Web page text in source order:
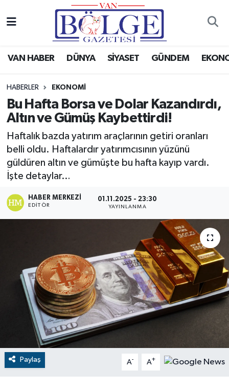
VAN HABER DÜNYA SİYASET GÜNDEM
HABERLER EKONOMİ
Bu Hafta Borsa ve Dolar Kazandırdı,
Altın ve Gümüş Kaybettirdi!
Haftalık bazda yatırım araçlarının getiri oranları
belli oldu. Haftalardır yatırımcısının yüzünü
güldüren altın ve gümüşte bu hafta kayıp vardı.
İşte detaylar…
HABER MERKEZI
EDITÖR
01.11.2025 - 23:30
YAYINLANMA
Paylaş A- A+
Van Haber
Gündem
Spor
Sağlık
Dünya
Hava Durumu
Puan Durumu ve Fikstür
Tüm Manşetler
Son Dakika Haberleri